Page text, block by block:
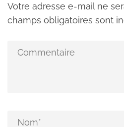
Votre adresse e-mail ne
champs obligatoires sont